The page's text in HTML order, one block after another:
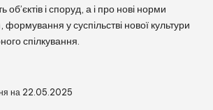
об’єктів і споруд, а і про нові норми
формування у суспільстві нової культури
спілкування.
на 22.05.2025